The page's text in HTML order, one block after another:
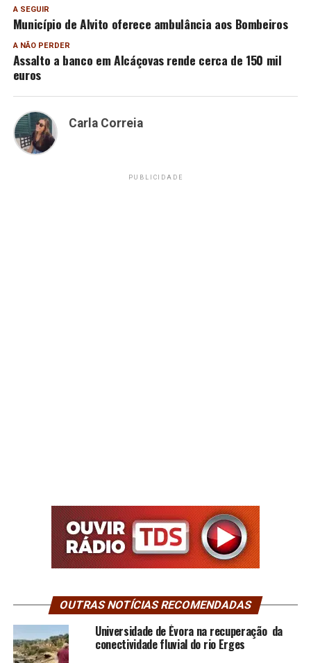
A SEGUIR
Município de Alvito oferece ambulância aos Bombeiros
A NÃO PERDER
Assalto a banco em Alcáçovas rende cerca de 150 mil
euros
Carla Correia
PUBLICIDADE
OUTRAS NOTÍCIAS RECOMENDADAS
Universidade de Évora na recuperação da
conectividade fluvial do rio Erges